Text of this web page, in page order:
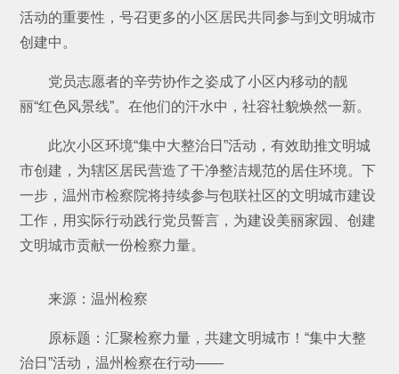
活动的重要性，号召更多的小区居民共同参与到文明城市
创建中。
党员志愿者的辛劳协作之姿成了小区内移动的靓
丽“红色风景线”。在他们的汗水中，社容社貌焕然一新。
此次小区环境“集中大整治日”活动，有效助推文明城
市创建，为辖区居民营造了干净整洁规范的居住环境。下
一步，温州市检察院将持续参与包联社区的文明城市建设
工作，用实际行动践行党员誓言，为建设美丽家园、创建
文明城市贡献一份检察力量。
来源：温州检察
原标题：汇聚检察力量，共建文明城市！“集中大整
治日”活动，温州检察在行动——